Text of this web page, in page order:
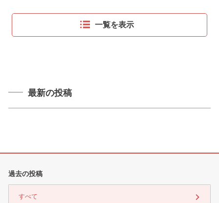
過去の投稿
すべて
一覧を表示
最新の投稿